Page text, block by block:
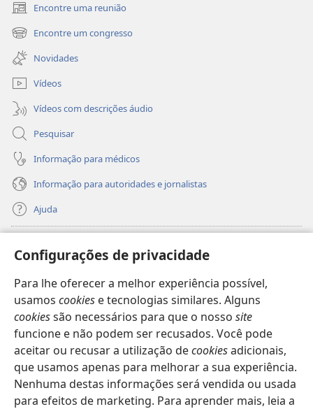
Configurações de privacidade
Para lhe oferecer a melhor experiência possível,
usamos cookies e tecnologias similares. Alguns
cookiessão necessários para que o nosso site
funcione e não podem ser recusados. Você pode
aceitar ou recusar a utilização decookiesadicionais,
que usamos apenas para melhorar a sua experiência.
Nenhuma destas informações será vendida ou usada
para efeitos de marketing. Para aprender mais, leia a
Encontre uma reunião
(abre
uma
nova
janela)
Encontre um congresso
(abre
uma
nova
janela)
Novidades
Vídeos
Vídeos com descrições áudio
Pesquisar
Informação para médicos
Informação para autoridades e jornalistas
Ajuda
(abre
uma
nova
janela)
BibliotecaOnline da Torre de Vigia™
(abre
uma
nova
janela)
JW Hub
(abre
uma
nova JW Library
Watchtower Library